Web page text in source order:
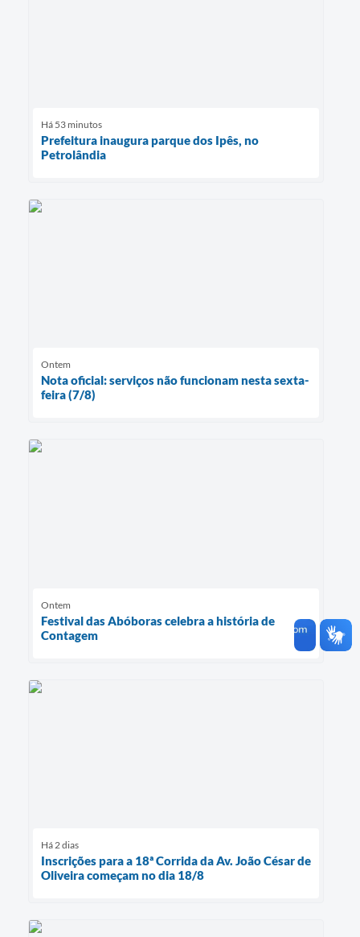
Há 53 minutos
Prefeitura inaugura parque dos Ipês, no
Petrolândia
Ontem
Nota oficial: serviços não funcionam nesta sexta-
feira (7/8)
Ontem
Festival das Abóboras celebra a história de
Contagem
Há 2 dias
Inscrições para a 18ª Corrida da Av. João César de
Oliveira começam no dia 18/8